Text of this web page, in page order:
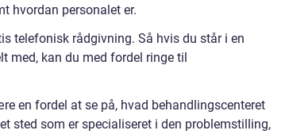
hvordan personalet er.
telefonisk rådgivning. Så hvis du står i en
med, kan du med fordel ringe til
en fordel at se på, hvad behandlingscenteret
sted som er specialiseret i den problemstilling,